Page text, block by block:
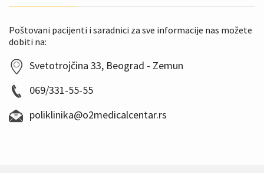
Poštovani pacijenti i saradnici za sve informacije nas možete
dobiti na:
Svetotrojčina 33, Beograd - Zemun
069/331-55-55
poliklinika@o2medicalcentar.rs